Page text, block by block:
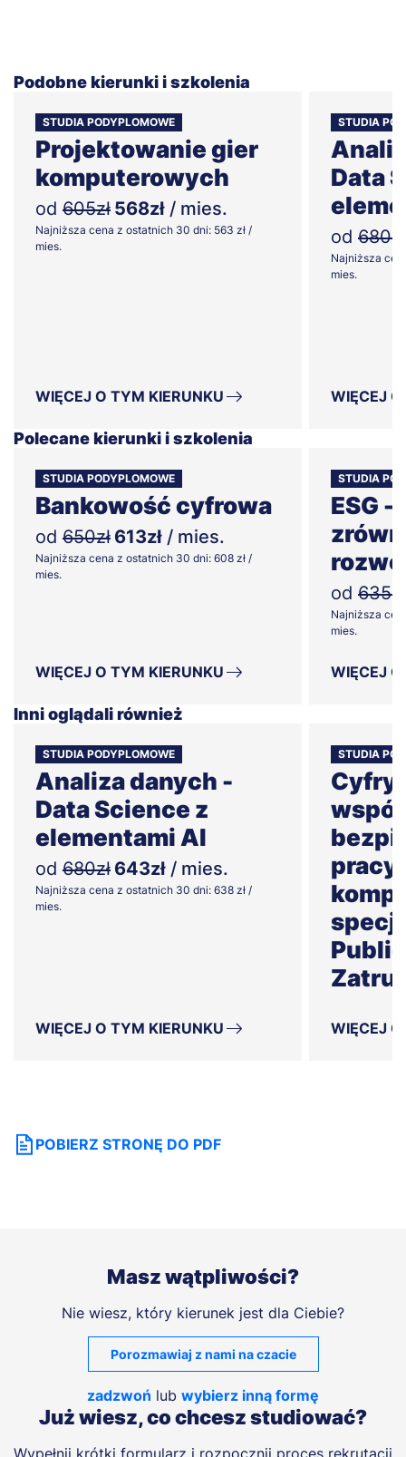
Podobne kierunki i szkolenia
STUDIA PODYPLOMOWE
Projektowanie gier
komputerowych
od 605zł 568zł / mies.
Najniższa cena z ostatnich 30 dni: 563 zł /
mies.
WIĘCEJ O TYM KIERUNKU
STUDIA
Data
od 680zł
Najniższa
mies.
WIĘCEJ
Polecane kierunki i szkolenia
STUDIA PODYPLOMOWE
Bankowość cyfrowa
od 650zł 613zł / mies.
Najniższa cena z ostatnich 30 dni: 608 zł /
mies.
WIĘCEJ O TYM KIERUNKU
STUDIA
ESG
od 635zł
Najniższa
mies.
WIĘCEJ
Inni oglądali również
STUDIA PODYPLOMOWE
Analiza danych -
Data Science z
elementami AI
od 680zł 643zł / mies.
Najniższa cena z ostatnich 30 dni: 638 zł /
mies.
WIĘCEJ O TYM KIERUNKU
STUDIA
pracy
WIĘCEJ
POBIERZ STRONĘ DO PDF
Masz wątpliwości?
Nie wiesz, który kierunek jest dla Ciebie?
Porozmawiaj z nami na czacie
zadzwoń lub wybierz inną formę
Już wiesz, co chcesz studiować?
Wypełnij krótki formularz i rozpocznij proces rekrutacji